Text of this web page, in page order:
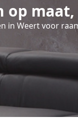
in Weert voor